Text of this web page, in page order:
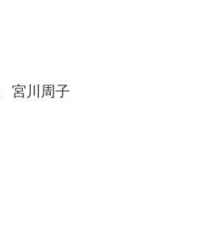
宮川周子